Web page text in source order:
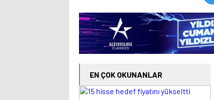
EN ÇOK OKUNANLAR